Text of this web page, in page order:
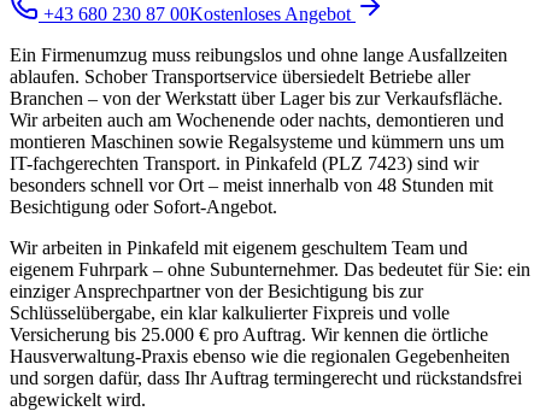
+43 680 230 87 00Kostenloses Angebot
Ein Firmenumzug muss reibungslos und ohne lange Ausfallzeiten
ablaufen. Schober Transportservice übersiedelt Betriebe aller
Branchen – von der Werkstatt über Lager bis zur Verkaufsfläche.
Wir arbeiten auch am Wochenende oder nachts, demontieren und
montieren Maschinen sowie Regalsysteme und kümmern uns um
IT-fachgerechten Transport. in Pinkafeld (PLZ 7423) sind wir
besonders schnell vor Ort – meist innerhalb von 48 Stunden mit
Besichtigung oder Sofort-Angebot.
Wir arbeiten in Pinkafeld mit eigenem geschultem Team und
eigenem Fuhrpark – ohne Subunternehmer. Das bedeutet für Sie: ein
einziger Ansprechpartner von der Besichtigung bis zur
Schlüsselübergabe, ein klar kalkulierter Fixpreis und volle
Versicherung bis 25.000 € pro Auftrag. Wir kennen die örtliche
Hausverwaltung-Praxis ebenso wie die regionalen Gegebenheiten
und sorgen dafür, dass Ihr Auftrag termingerecht und rückstandsfrei
abgewickelt wird.